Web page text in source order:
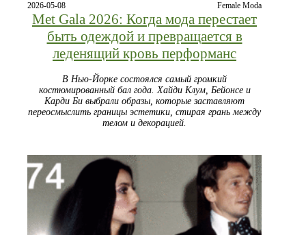
2026-05-08 Female Moda
Met Gala 2026: Когда мода перестает
быть одеждой и превращается в
леденящий кровь перформанс
В Нью-Йорке состоялся самый громкий
костюмированный бал года. Хайди Клум, Бейонсе и
Карди Би выбрали образы, которые заставляют
переосмыслить границы эстетики, стирая грань между
телом и декорацией.